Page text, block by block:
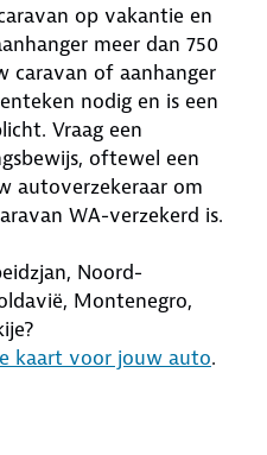
op vakantie en
meer dan 750
caravan of aanhanger
nodig en is een
Vraag een
oftewel een
autoverzekeraar om
WA-verzekerd is.
Noord-
Montenegro,
kaart voor jouw auto.